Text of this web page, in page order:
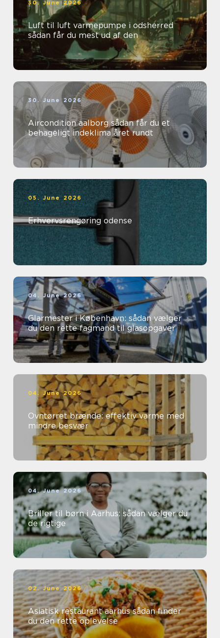
30. June 2026
Luft til luft varmepumpe i odsherred
sådan får du mest ud af den
30. June 2026
Aircondition aalborg sådan får du et
behageligt indeklima året rundt
05. June 2026
Erhvervsrengøring odense
04. June 2026
Glarmester i København: sådan vælger
du den rette fagmand til glasopgaver
04. June 2026
Ovntørret brænde: effektiv varme med
mindre besvær
04. June 2026
Briller til børn i Aarhus: sådan vælger du
de rigtige
02. June 2026
Asiatisk restaurant aarhus sådan finder
du den rette oplevelse